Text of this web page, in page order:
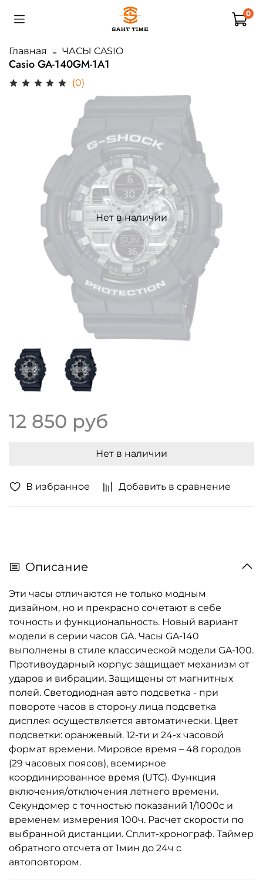
0
Главная ЧАСЫ CASIO
Casio GA-140GM-1A1
(0)
В избранное Добавить в сравнение
Нет в наличии
12 850 руб
Нет в наличии
Описание
Эти часы отличаются не только модным
дизайном, но и прекрасно сочетают в себе
точность и функциональность. Новый вариант
модели в серии часов GA. Часы GA-140
выполнены в стиле классической модели GA-100.
Противоударный корпус защищает механизм от
ударов и вибрации. Защищены от магнитных
полей. Светодиодная авто подсветка - при
повороте часов в сторону лица подсветка
дисплея осуществляется автоматически. Цвет
подсветки: оранжевый. 12-ти и 24-х часовой
формат времени. Мировое время – 48 городов
(29 часовых поясов), всемирное
координированное время (UTC). Функция
включения/отключения летнего времени.
Секундомер с точностью показаний 1/1000с и
временем измерения 100ч. Расчет скорости по
выбранной дистанции. Сплит-хронограф. Таймер
обратного отсчета от 1мин до 24ч с
автоповтором.